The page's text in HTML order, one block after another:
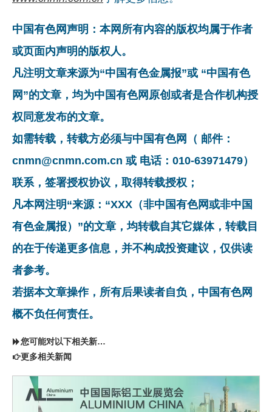
中国有色网声明：本网所有内容的版权均属于作者
或页面内声明的版权人。
凡注明文章来源为“中国有色金属报”或 “中国有色
网”的文章，均为中国有色网原创或者是合作机构授
权同意发布的文章。
如需转载，转载方必须与中国有色网（ 邮件：
cnmn@cnmn.com.cn 或 电话：010-63971479）
联系，签署授权协议，取得转载授权；
凡本网注明“来源：“XXX（非中国有色网或非中国
有色金属报）”的文章，均转载自其它媒体，转载目
的在于传递更多信息，并不构成投资建议，仅供读
者参考。
若据本文章操作，所有后果读者自负，中国有色网
概不负任何责任。
您可能对以下相关新闻同样感兴趣
更多相关新闻